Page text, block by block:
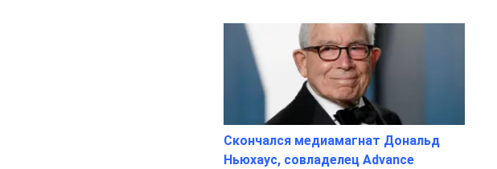
Скончался медиамагнат Дональд
Ньюхаус, совладелец Advance